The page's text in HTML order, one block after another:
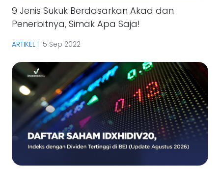
9 Jenis Sukuk Berdasarkan Akad dan
Penerbitnya, Simak Apa Saja!
ARTIKEL 15 Sep 2022